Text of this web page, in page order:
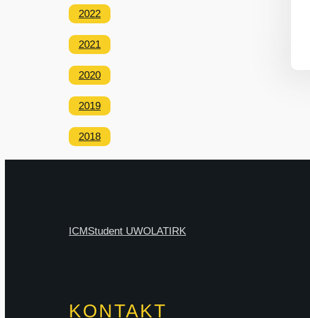
2022
2021
2020
2019
2018
ICMStudent UWOLAT IRK
KONTAKT